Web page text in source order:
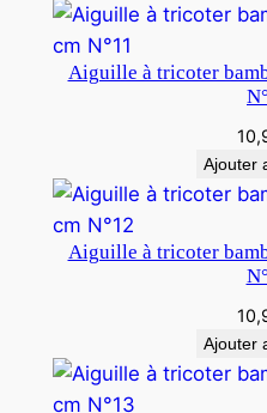
Aiguille à tricoter
Ajouter
Aiguille à tricoter
Ajouter